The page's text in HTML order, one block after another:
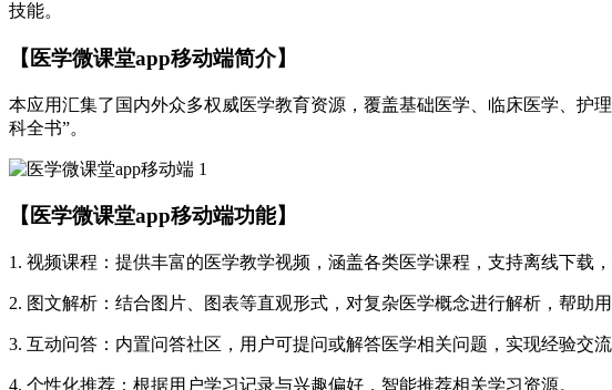
技能。
【医学微课堂app移动端简介】
本应用汇集了国内外众多权威医学教育资源，覆盖基础医学、临床医学、护
科全书”。
【医学微课堂app移动端功能】
1. 视频课程：提供丰富的医学教学视频，涵盖各类医学课程，支持离线下载，
2. 图文解析：结合图片、图表等直观形式，对复杂医学概念进行解析，帮助用
3. 互动问答：内置问答社区，用户可提问或解答医学相关问题，实现经验交流
4. 个性化推荐：根据用户学习记录与兴趣偏好，智能推荐相关学习资源。